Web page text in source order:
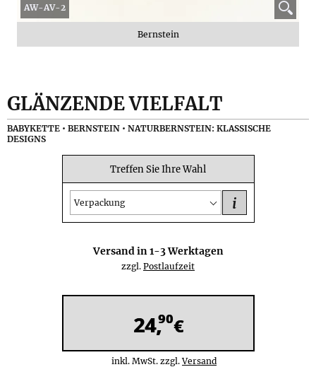
AW-AV-2
Bernstein
GLÄNZENDE VIELFALT
BABYKETTE • BERNSTEIN • NATURBERNSTEIN: KLASSISCHE
DESIGNS
Treffen Sie Ihre Wahl
Verpackung i
Versand in1-3Werktagen
zzgl. Postlaufzeit
24,90€
inkl. MwSt. zzgl.Versand